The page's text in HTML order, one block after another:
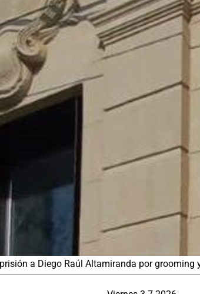
a Diego Raúl Altamiranda por grooming